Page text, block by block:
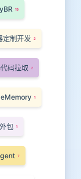
15
定制开发 2
码拉取 2
1
包 1
7